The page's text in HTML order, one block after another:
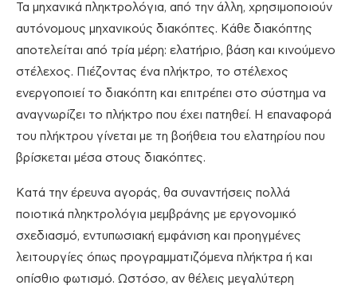
Τα μηχανικά πληκτρολόγια, από την άλλη, χρησιμοποιούν
αυτόνομους μηχανικούς διακόπτες. Κάθε διακόπτης
αποτελείται από τρία μέρη: ελατήριο, βάση και κινούμενο
στέλεχος. Πιέζοντας ένα πλήκτρο, το στέλεχος
ενεργοποιεί το διακόπτη και επιτρέπει στο σύστημα να
αναγνωρίζει το πλήκτρο που έχει πατηθεί. Η επαναφορά
του πλήκτρου γίνεται με τη βοήθεια του ελατηρίου που
βρίσκεται μέσα στους διακόπτες.
Κατά την έρευνα αγοράς, θα συναντήσεις πολλά
ποιοτικά πληκτρολόγια μεμβράνης με εργονομικό
σχεδιασμό, εντυπωσιακή εμφάνιση και προηγμένες
λειτουργίες όπως προγραμματιζόμενα πλήκτρα ή και
οπίσθιο φωτισμό. Ωστόσο, αν θέλεις μεγαλύτερη